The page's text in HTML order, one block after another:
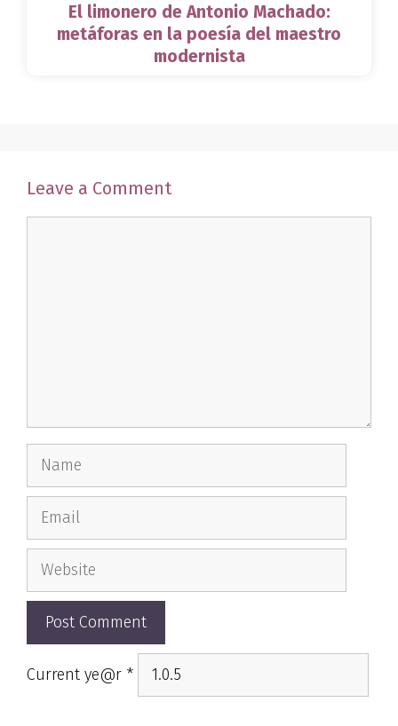
El limonero de Antonio Machado:
metáforas en la poesía del maestro
modernista
Leave a Comment
Name
Email
Website
Current ye@r *